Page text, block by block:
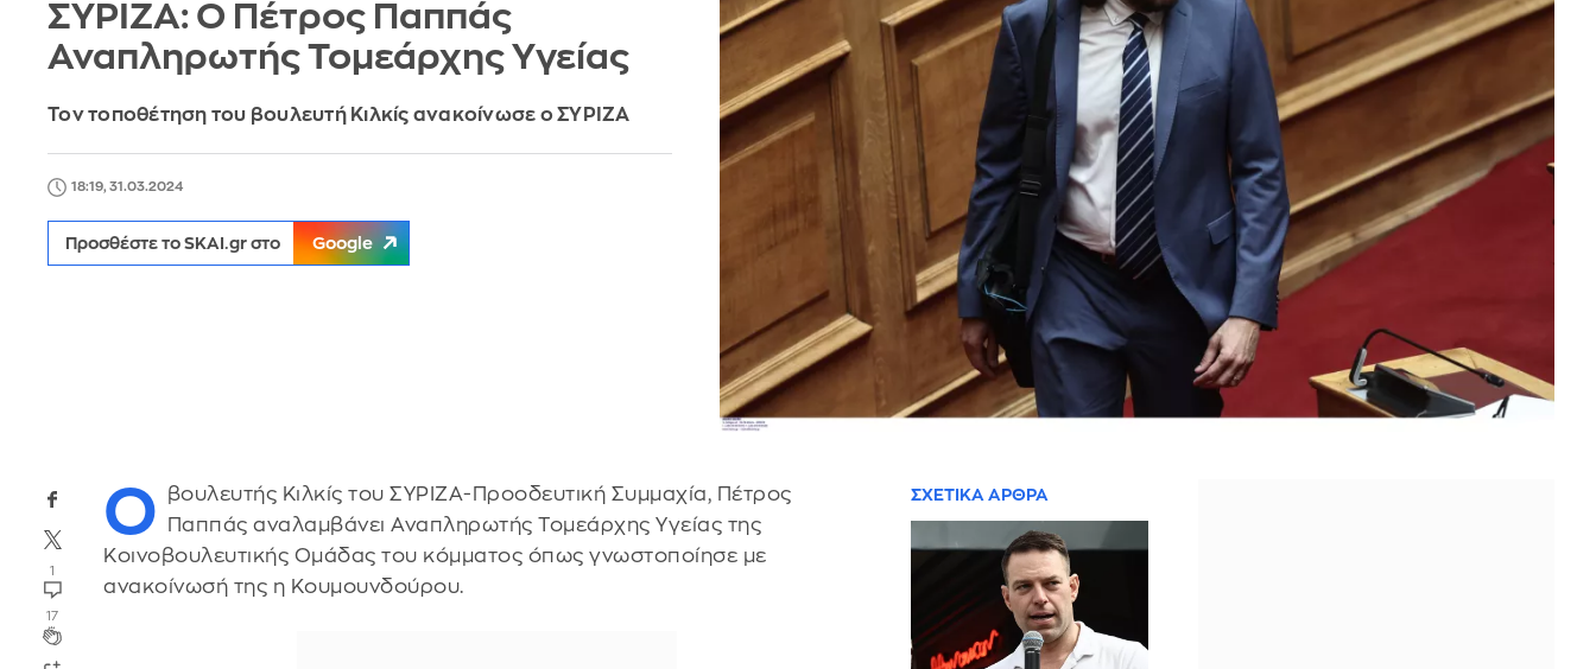
ΣΥΡΙΖΑ: Ο Πέτρος Παππάς
Αναπληρωτής Τομεάρχης Υγείας
Τον τοποθέτηση του βουλευτή Κιλκίς ανακοίνωσε ο ΣΥΡΙΖΑ
18:19, 31.03.2024
Προσθέστε το SKAI.gr στο Google
1
17
Ο
βουλευτής Κιλκίς του ΣΥΡΙΖΑ-Προοδευτική Συμμαχία, Πέτρος
Παππάς αναλαμβάνει Αναπληρωτής Τομεάρχης Υγείας της
Κοινοβουλευτικής Ομάδας του κόμματος όπως γνωστοποίησε με
ανακοίνωσή της η Κουμουνδούρου.
ΣΧΕΤΙΚΑ ΑΡΘΡΑ